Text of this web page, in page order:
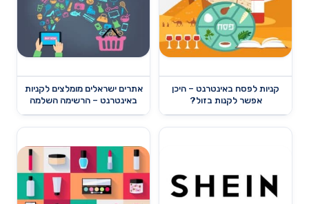
קניות לפסח באינטרנט – היכן
אפשר לקנות בזול?
אתרים ישראלים מומלצים לקניות
באינטרנט – הרשימה השלמה